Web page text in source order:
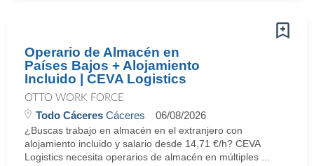
Operario de Almacén en
Países Bajos + Alojamiento
Incluido | CEVA Logistics
OTTO WORK FORCE
Todo Cáceres Cáceres 06/08/2026
¿Buscas trabajo en almacén en el extranjero con
alojamiento incluido y salario desde 14,71 €/h? CEVA
Logistics necesita operarios de almacén en múltiples ...